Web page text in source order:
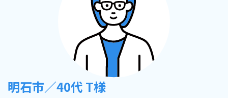
明石市／40代 T様